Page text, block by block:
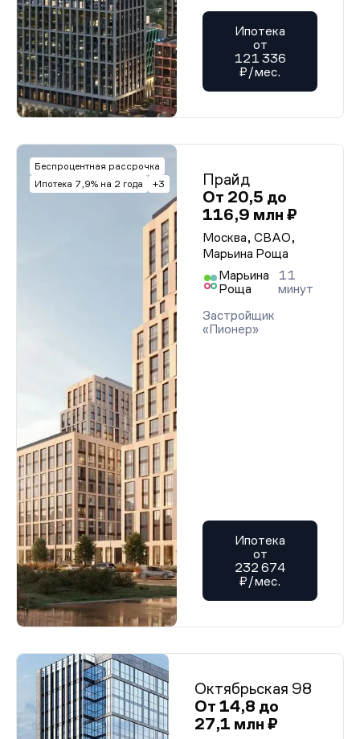
Ипотека
от
121 336
₽/мес.
Беспроцентная рассрочка
Ипотека 7,9% на 2 года
+3
Прайд
От 20,5 до
116,9 млн ₽
Москва, СВАО,
Марьина Роща
Марьина
Роща
11
минут
Застройщик
«Пионер»
Ипотека
от
232 674
₽/мес.
Октябрьская 98
От 14,8 до
27,1 млн ₽